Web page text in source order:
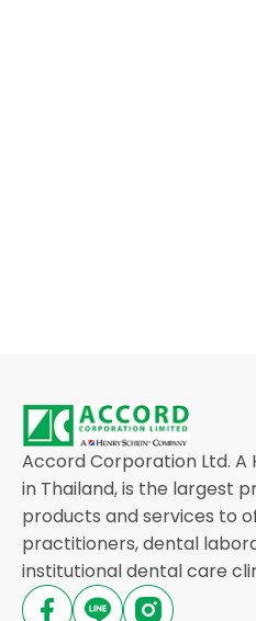
Accord Corporation Ltd. A
in Thailand, is the largest
products and services to
practitioners, dental
institutional dental care